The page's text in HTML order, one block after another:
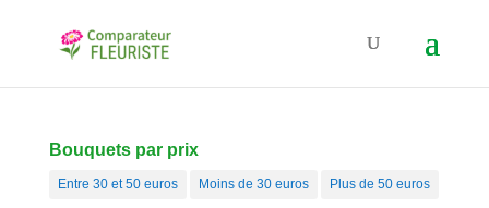
Bouquets par prix
Entre 30 et 50 euros Moins de 30 euros Plus de 50 euros